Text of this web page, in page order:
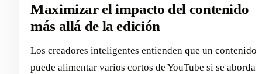
Maximizar el impacto del contenido
más allá de la edición
Los creadores inteligentes entienden que un contenido
puede alimentar varios cortos de YouTube si se aborda